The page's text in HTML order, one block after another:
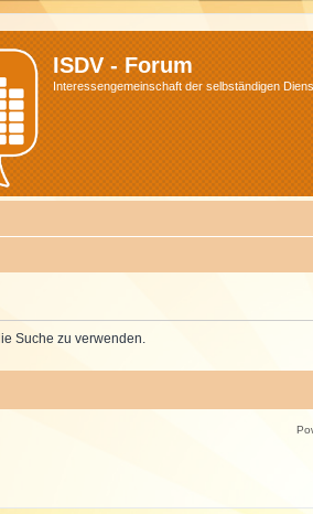
ISDV - Forum
Interessengemeinschaft der selbständigen
Suche zu verwenden.